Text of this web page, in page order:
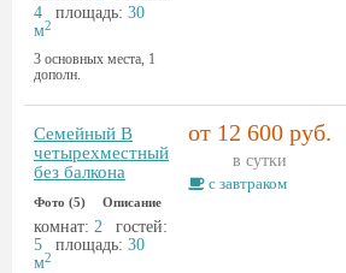
4
площадь: 30
м2
3 основных места, 1
дополн.
Семейный B
четырехместный
без балкона
Фото (5) Описание
комнат: 2
гостей:
5
площадь: 30
м2
от 12 600 руб.
в сутки
с завтраком